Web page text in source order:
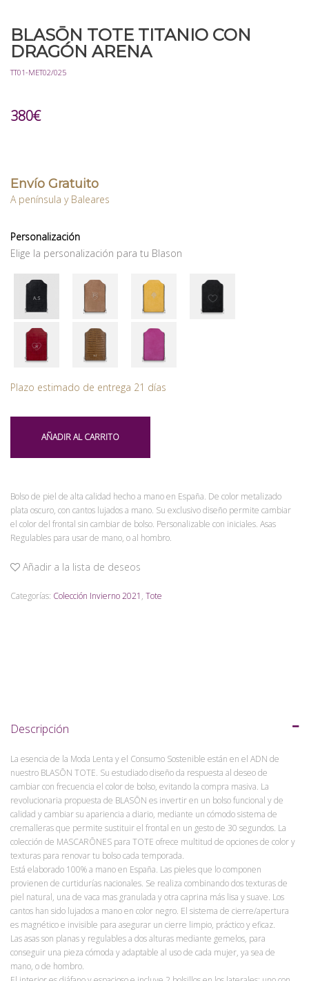
BLASŌN TOTE TITANIO CON
DRAGÓN ARENA
TT01-MET02/025
380€
Envío Gratuito
A península y Baleares
Personalización
Elige la personalización para tu Blason
Plazo estimado de entrega 21 días
AÑADIR AL CARRITO
Bolso de piel de alta calidad hecho a mano en España. De color metalizado
plata oscuro, con cantos lujados a mano. Su exclusivo diseño permite cambiar
el color del frontal sin cambiar de bolso. Personalizable con iniciales. Asas
Regulables para usar de mano, o al hombro.
Añadir a la lista de deseos
Categorías: Colección Invierno 2021 , Tote
Descripción
La esencia de la Moda Lenta y el Consumo Sostenible están en el ADN de
nuestro BLASŌN TOTE. Su estudiado diseño da respuesta al deseo de
cambiar con frecuencia el color de bolso, evitando la compra masiva. La
revolucionaria propuesta de BLASŌN es invertir en un bolso funcional y de
calidad y cambiar su apariencia a diario, mediante un cómodo sistema de
cremalleras que permite sustituir el frontal en un gesto de 30 segundos. La
colección de MASCARŌNES para TOTE ofrece multitud de opciones de color y
texturas para renovar tu bolso cada temporada.
Está elaborado 100% a mano en España. Las pieles que lo componen
provienen de curtidurías nacionales. Se realiza combinando dos texturas de
piel natural, una de vaca mas granulada y otra caprina más lisa y suave. Los
cantos han sido lujados a mano en color negro. El sistema de cierre/apertura
es magnético e invisible para asegurar un cierre limpio, práctico y eficaz.
Las asas son planas y regulables a dos alturas mediante gemelos, para
conseguir una pieza cómoda y adaptable al uso de cada mujer, ya sea de
mano, o de hombro.